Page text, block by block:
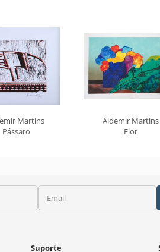
Martins
Pássaro
Aldemir Martins
Flor
Email
Suporte